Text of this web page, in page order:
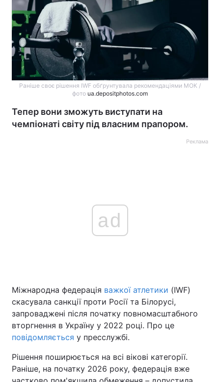
Раніше своє рішення IWF обґрунтувала рекомендаціями МОК /
фото ua.depositphotos.com
Тепер вони зможуть виступати на
чемпіонаті світу під власним прапором.
Реклама
ad
Міжнародна федерація важкої атлетики (IWF)
скасувала санкції проти Росії та Білорусі,
запроваджені після початку повномасштабного
вторгнення в Україну у 2022 році. Про це
повідомляється у пресслужбі.
Рішення поширюється на всі вікові категорії.
Раніше, на початку 2026 року, федерація вже